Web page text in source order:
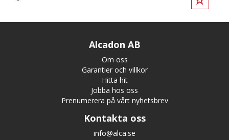
Alcadon AB
Om oss
Garantier och villkor
Hitta hit
Jobba hos oss
Prenumerera på vårt nyhetsbrev
Kontakta oss
info@alca.se